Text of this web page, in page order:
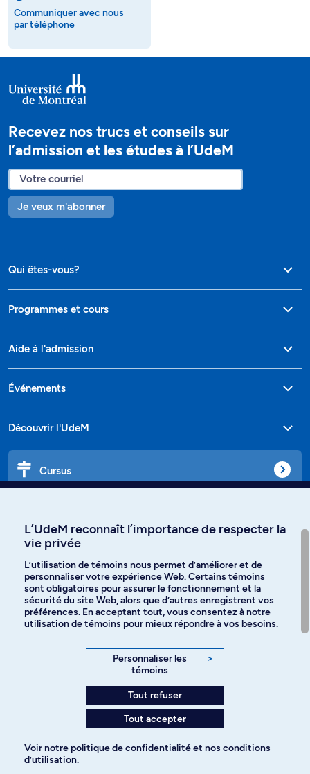
Communiquer avec nous
par téléphone
Recevez nos trucs et conseils sur
l’admission et les études à l’UdeM
Je veux m'abonner
Qui êtes-vous?
Programmes et cours
Aide à l'admission
Événements
Découvrir l'UdeM
Cursus
Langues
Facebook Instagram
YouTube
Politique de confidentialité
L’UdeM reconnaît l’importance de respecter la
vie privée
L’utilisation de témoins nous permet d’améliorer et de
personnaliser votre expérience Web. Certains témoins
sont obligatoires pour assurer le fonctionnement et la
sécurité du site Web, alors que d’autres enregistrent vos
préférences. En acceptant tout, vous consentez à notre
utilisation de témoins pour mieux répondre à vos besoins.
Personnaliser les
témoins
>
Tout refuser
Tout accepter
Voir notre politique de confidentialitéet nos conditions
d’utilisation.